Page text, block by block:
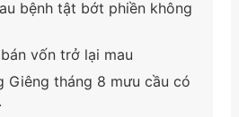
bệnh tật bớt phiền không
vốn trở lại mau
Giêng tháng 8 mưu cầu có